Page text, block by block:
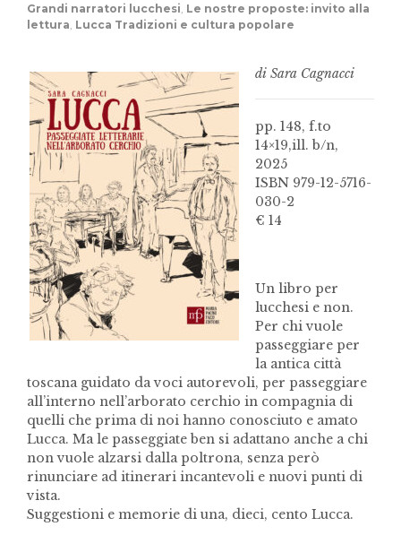
Grandi narratori lucchesi Le nostre proposte: invito alla
lettura Lucca Tradizioni e cultura popolare
di Sara Cagnacci
pp. 148, f.to
14×19,ill. b/n,
2025
ISBN 979-12-5716-
030-2
€ 14
Un libro per
lucchesi e non.
Per chi vuole
passeggiare per
la antica città
toscana guidato da voci autorevoli, per passeggiare
all’interno nell’arborato cerchio in compagnia di
quelli che prima di noi hanno conosciuto e amato
Lucca. Ma le passeggiate ben si adattano anche a chi
non vuole alzarsi dalla poltrona, senza però
rinunciare ad itinerari incantevoli e nuovi punti di
vista.
Suggestioni e memorie di una, dieci, cento Lucca.